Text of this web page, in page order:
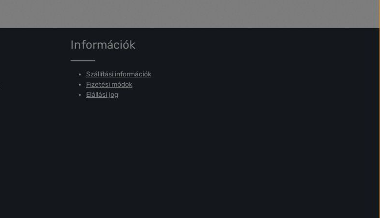
Információk
Szállítási információk
Fizetési módok
Elállási jog